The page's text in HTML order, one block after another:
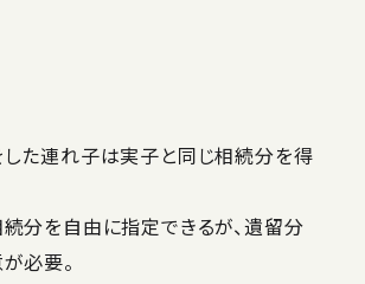
した連れ子は実子と同じ相続分を得
分を自由に指定できるが、遺留分
必要。